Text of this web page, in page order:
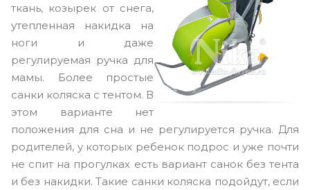
ткань, козырек от снега,
утепленная накидка на
ноги и даже
регулируемая ручка для
мамы. Более простые
санки коляска с тентом. В
этом варианте нет
положения для сна и не регулируется ручка. Для
родителей, у которых ребенок подрос и уже почти
не спит на прогулках есть вариант санок без тента
и без накидки. Такие санки коляска подойдут, если